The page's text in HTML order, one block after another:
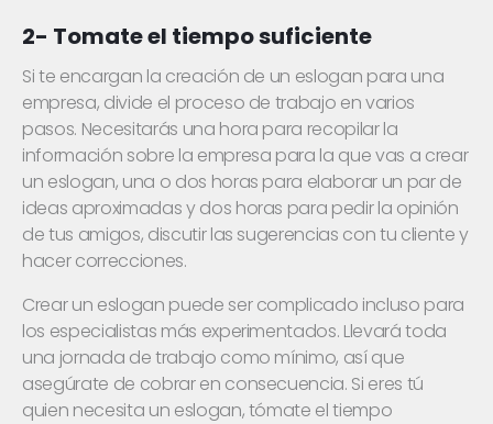
2- Tomate el tiempo suficiente
Si te encargan la creación de un eslogan para una
empresa, divide el proceso de trabajo en varios
pasos. Necesitarás una hora para recopilar la
información sobre la empresa para la que vas a crear
un eslogan, una o dos horas para elaborar un par de
ideas aproximadas y dos horas para pedir la opinión
de tus amigos, discutir las sugerencias con tu cliente y
hacer correcciones.
Crear un eslogan puede ser complicado incluso para
los especialistas más experimentados. Llevará toda
una jornada de trabajo como mínimo, así que
asegúrate de cobrar en consecuencia. Si eres tú
quien necesita un eslogan, tómate el tiempo